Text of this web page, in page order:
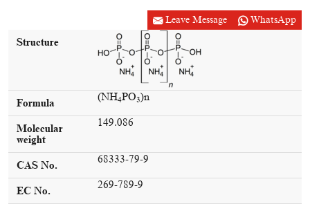
Leave Message WhatsApp
Structure
Formula
(NH4PO3)n
Molecular
weight
149.086
CAS No.
68333-79-9
EC No.
269-789-9